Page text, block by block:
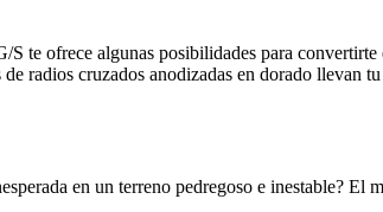
te ofrece algunas posibilidades para
radios cruzados anodizadas en dorado llevan
en un terreno pedregoso e inestable? El